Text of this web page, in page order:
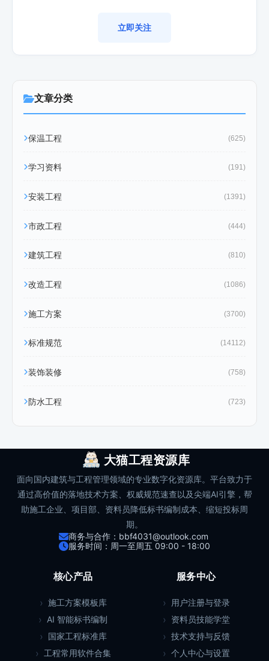
立即关注
文章分类
保温工程 (625)
学习资料 (191)
安装工程 (1391)
市政工程 (444)
建筑工程 (810)
改造工程 (1086)
施工方案 (3700)
标准规范 (14112)
装饰装修 (758)
防水工程 (723)
大猫工程资源库
面向国内建筑与工程管理领域的专业数字化资源库。平台致力于
通过高价值的落地技术方案、权威规范速查以及尖端AI引擎，帮
助施工企业、项目部、资料员降低标书编制成本、缩短投标周
期。
商务与合作：bbf4031@outlook.com
服务时间：周一至周五 09:00 - 18:00
核心产品
施工方案模板库
AI 智能标书编制
国家工程标准库
工程常用软件合集
服务中心
用户注册与登录
资料员技能学堂
技术支持与反馈
个人中心与设置